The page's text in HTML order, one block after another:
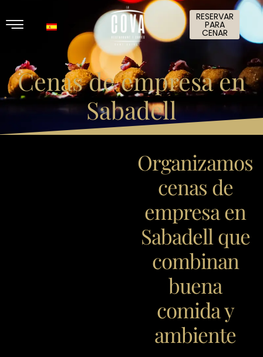
RESERVAR
PARA
CENAR
Cenas de empresa en
Sabadell
Organizamos
cenas de
empresa en
Sabadell que
combinan
buena
comida y
ambiente